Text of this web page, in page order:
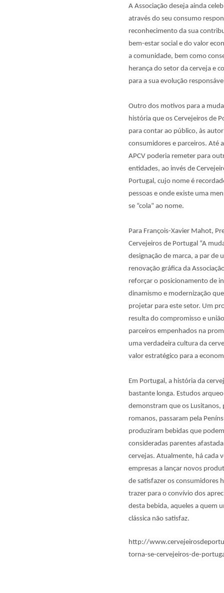
A Associação deseja ainda
através do seu consumo
reconhecimento da sua
bem-estar social e do valor
a comunidade, bem como
herança do setor da cerveja e
para a sua evolução
Outro dos motivos para a
história que os Cervejeiros de
para contar ao público, às
consumidores e parceiros. Até
APCV poderia remeter para
entidades, ao invés de
Portugal, cujo nome é
pessoas e onde existe uma
se “cola” ao nome.
Para François-Xavier Mahot,
Cervejeiros de Portugal “A
designação de marca, a par de
renovação gráfica da
reforçar o posicionamento de
dinamismo e modernização
projetar para este setor. Um
resulta do compromisso e
parceiros empenhados na
uma verdadeira cultura da
valor estratégico para a
Em Portugal, a história da
bastante longa. Estudos
demonstram que os Lusitanos,
romanos, passaram pela
produziram bebidas que
consideradas parentes
cervejas. Atualmente, há cada
empresas a lançar novos
de satisfazer os consumidores
trazer para o convívio dos
desta bebida, aqueles a quem
clássica não satisfaz.
http://
torna-se-cervejeiros-de-